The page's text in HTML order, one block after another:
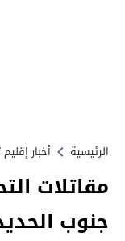
الرئيسية أخبار
مقاتلات
جنوب